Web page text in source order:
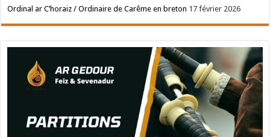
Ordinal ar C’horaiz / Ordinaire de Carême en breton 17 février 2026